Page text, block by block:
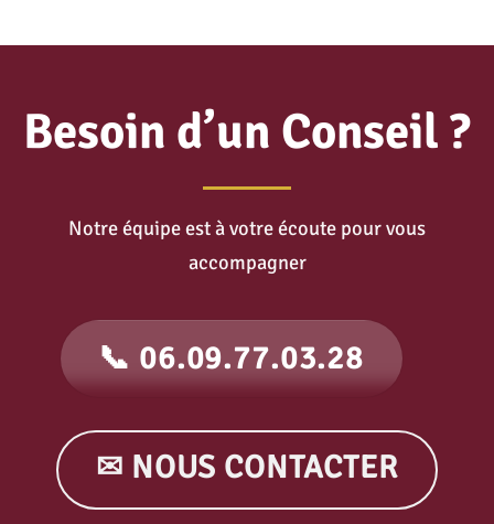
Besoin d’un Conseil ?
Notre équipe est à votre écoute pour vous
accompagner
📞 06.09.77.03.28
✉ NOUS CONTACTER